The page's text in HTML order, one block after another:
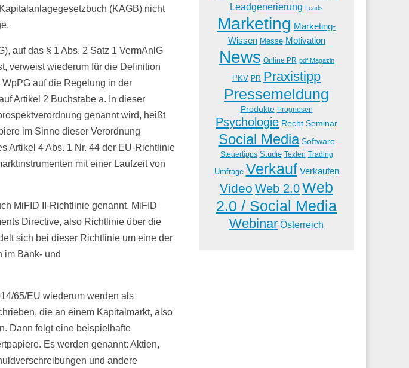
(KAGB) nicht
auf das § 1 Abs. 2 Satz 1 VermAnlG
verweist wiederum für die Definition
WpPG auf die Regelung in der
Artikel 2 Buchstabe a. In dieser
genannt wird, heißt
im Sinne dieser Verordnung
Artikel 4 Abs. 1 Nr. 44 der EU-Richtlinie
mit einer Laufzeit von
MiFID II-Richtlinie genannt. MiFID
Directive, also Richtlinie über die
sich bei dieser Richtlinie um eine der
im Bank- und
65/EU wiederum werden als
die an einem Kapitalmarkt, also
Dann folgt eine beispielhafte
Es werden genannt: Aktien,
und andere
Leadgenerierung Leads
Marketing Marketing-
Wissen Messe Motivation
News Online PR pdf Magazin
PKV PR Praxistipp
Pressemeldung
Produkte Prognosen
Psychologie Recht Seminar
Social Media Software
Steuertipps Studie Texten Trading
Umfrage Verkauf Verkaufen
Video Web 2.0Web
2.0 / Social Media
Webinar Österreich